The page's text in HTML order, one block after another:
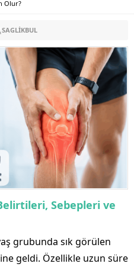
Olur?
SAGLIKBUL
Sebepleri ve
grubunda sık görülen
geldi. Özellikle uzun süre